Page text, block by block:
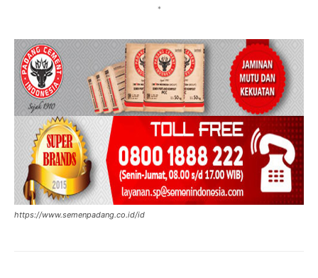
*
https://www.semenpadang.co.id/id